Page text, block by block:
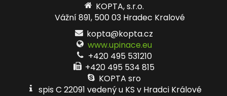
KOPTA, s.r.o.
Vážní 891, 500 03 Hradec Kralové
kopta@kopta.cz
www.upinace.eu
+420 495 531210
+420 495 534 815
KOPTA sro
spis C 22091 vedený u KS v Hradci Králové